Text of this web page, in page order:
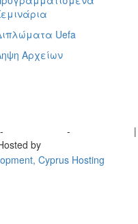
Uefa
Αρχείων
- -
|
by